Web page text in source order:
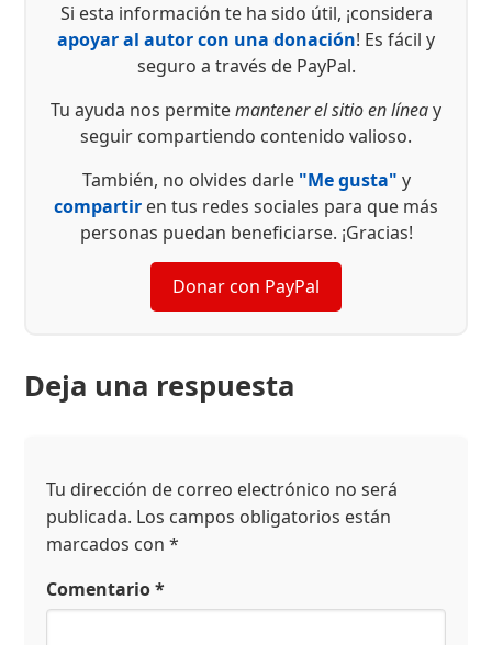
Si esta información te ha sido útil, ¡considera
apoyar al autor con una donación! Es fácil y
seguro a través de PayPal.
Tu ayuda nos permitemantener el sitio en líneay
seguir compartiendo contenido valioso.
También, no olvides darle "Me gusta" y
compartir en tus redes sociales para que más
personas puedan beneficiarse. ¡Gracias!
Donar con PayPal
Deja una respuesta
Tu dirección de correo electrónico no será
publicada. Los campos obligatorios están
marcados con*
Comentario*